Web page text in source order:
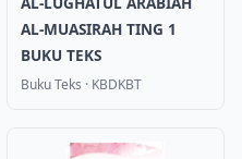
AL-MUASIRAH TING 1
BUKU TEKS
Buku Teks · KBDKBT